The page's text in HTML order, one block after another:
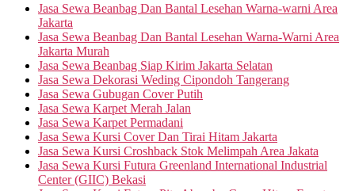
Jasa Sewa Beanbag Dan Bantal Lesehan Warna-warni Area
Jakarta
Jasa Sewa Beanbag Dan Bantal Lesehan Warna-Warni Area
Jakarta Murah
Jasa Sewa Beanbag Siap Kirim Jakarta Selatan
Jasa Sewa Dekorasi Weding Cipondoh Tangerang
Jasa Sewa Gubugan Cover Putih
Jasa Sewa Karpet Merah Jalan
Jasa Sewa Karpet Permadani
Jasa Sewa Kursi Cover Dan Tirai Hitam Jakarta
Jasa Sewa Kursi Croshback Stok Melimpah Area Jakata
Jasa Sewa Kursi Futura Greenland International Industrial
Center (GIIC) Bekasi